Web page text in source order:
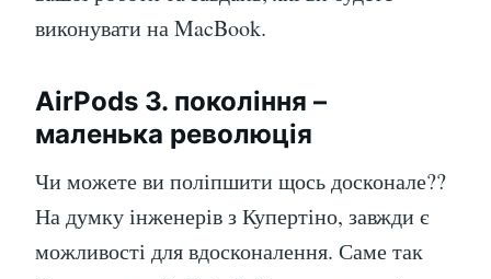
виконувати на MacBook.
AirPods 3. покоління –
маленька революція
Чи можете ви поліпшити щось досконале??
На думку інженерів з Купертіно, завжди є
можливості для вдосконалення. Саме так